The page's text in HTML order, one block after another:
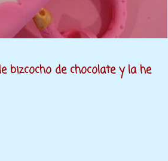
bizcocho de chocolate y la he